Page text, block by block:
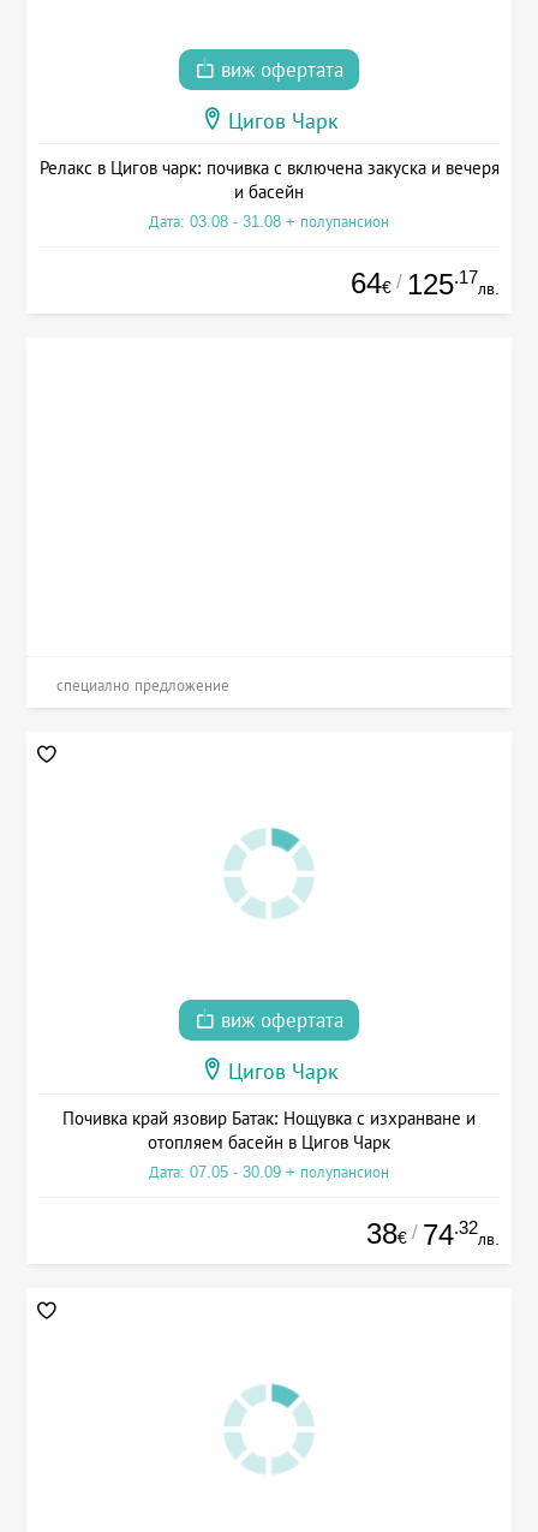
виж офертата
Цигов Чарк
Релакс в Цигов чарк: почивка с включена закуска и вечеря
и басейн
Дата: 03.08 - 31.08 + полупансион
64€ / 125.17
лв.
специално предложение
виж офертата
Цигов Чарк
Почивка край язовир Батак: Нощувка с изхранване и
отопляем басейн в Цигов Чарк
Дата: 07.05 - 30.09 + полупансион
38€ / 74.32
лв.